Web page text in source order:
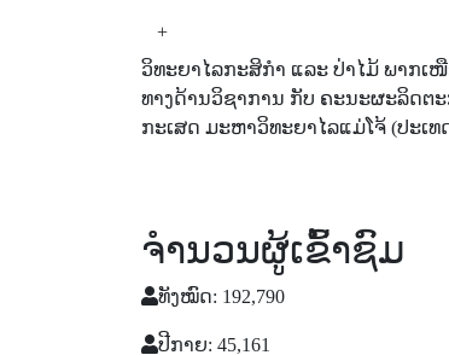
+
ວິທະຍາໄລກະສິກຳ ແລະ ປ່າໄມ້ ພາກເ
ທາງດ້ານວິຊາການ ກັບ ຄະນະຜະລິດຕ
ກະເສດ ມະຫາວິທະຍາໄລແມ່ໂຈ້ (ປະເທ
ຈຳນວນຜູ້ເຂົ້າຊົມ
ທັງໝົດ: 192,790
ປີກາຍ: 45,161